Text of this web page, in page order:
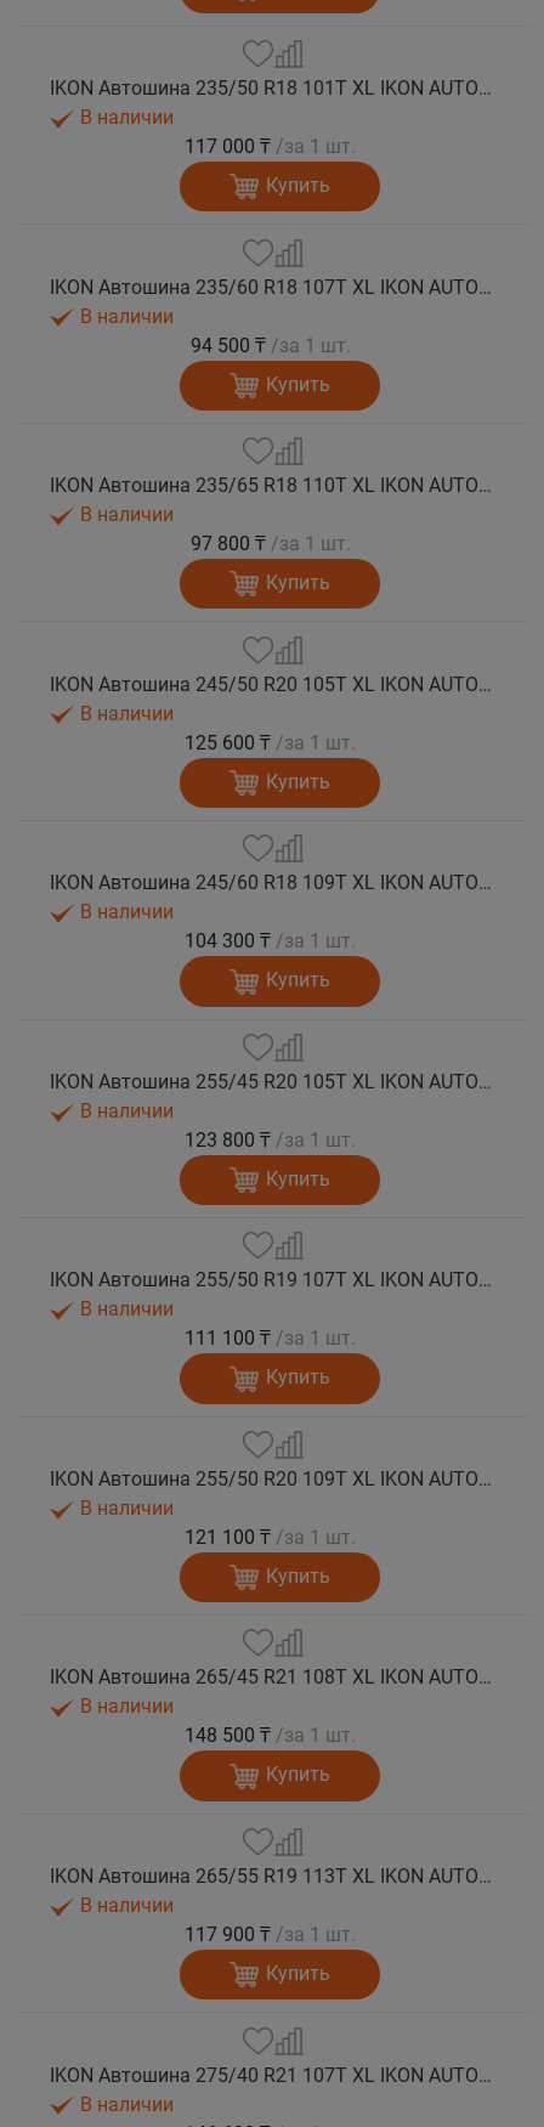
IKON Автошина 235/50 R18 101T XL IKON AUTOGRAPH ICE 9 SUV шип.
В наличии
117 000 ₸ /за 1 шт.
Купить
IKON Автошина 235/60 R18 107T XL IKON AUTOGRAPH ICE 9 SUV шип.
В наличии
94 500 ₸ /за 1 шт.
Купить
IKON Автошина 235/65 R18 110T XL IKON AUTOGRAPH ICE 9 SUV шип.
В наличии
97 800 ₸ /за 1 шт.
Купить
IKON Автошина 245/50 R20 105T XL IKON AUTOGRAPH ICE 9 SUV шип.
В наличии
125 600 ₸ /за 1 шт.
Купить
IKON Автошина 245/60 R18 109T XL IKON AUTOGRAPH ICE 9 SUV шип.
В наличии
104 300 ₸ /за 1 шт.
Купить
IKON Автошина 255/45 R20 105T XL IKON AUTOGRAPH ICE 9 SUV шип.
В наличии
123 800 ₸ /за 1 шт.
Купить
IKON Автошина 255/50 R19 107T XL IKON AUTOGRAPH ICE 9 SUV шип.
В наличии
111 100 ₸ /за 1 шт.
Купить
IKON Автошина 255/50 R20 109T XL IKON AUTOGRAPH ICE 9 SUV шип.
В наличии
121 100 ₸ /за 1 шт.
Купить
IKON Автошина 265/45 R21 108T XL IKON AUTOGRAPH ICE 9 SUV шип.
В наличии
148 500 ₸ /за 1 шт.
Купить
IKON Автошина 265/55 R19 113T XL IKON AUTOGRAPH ICE 9 SUV шип.
В наличии
117 900 ₸ /за 1 шт.
Купить
IKON Автошина 275/40 R21 107T XL IKON AUTOGRAPH ICE 9 SUV шип.
В наличии